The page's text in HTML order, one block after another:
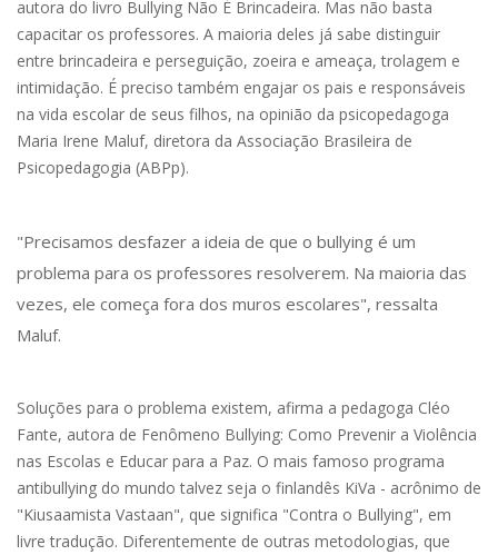
autora do livro Bullying Não É Brincadeira. Mas não basta
capacitar os professores. A maioria deles já sabe distinguir
entre brincadeira e perseguição, zoeira e ameaça, trolagem e
intimidação. É preciso também engajar os pais e responsáveis
na vida escolar de seus filhos, na opinião da psicopedagoga
Maria Irene Maluf, diretora da Associação Brasileira de
Psicopedagogia (ABPp).
"Precisamos desfazer a ideia de que o bullying é um
problema para os professores resolverem. Na maioria das
vezes, ele começa fora dos muros escolares", ressalta
Maluf.
Soluções para o problema existem, afirma a pedagoga Cléo
Fante, autora de Fenômeno Bullying: Como Prevenir a Violência
nas Escolas e Educar para a Paz. O mais famoso programa
antibullying do mundo talvez seja o finlandês KiVa - acrônimo de
"Kiusaamista Vastaan", que significa "Contra o Bullying", em
livre tradução. Diferentemente de outras metodologias, que